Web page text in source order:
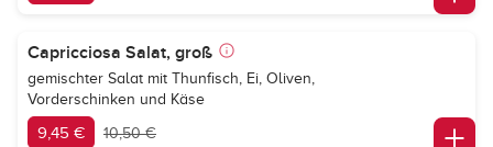
Capricciosa Salat, groß
gemischter Salat mit Thunfisch, Ei, Oliven,
Vorderschinken und Käse
9,45 € 10,50 €